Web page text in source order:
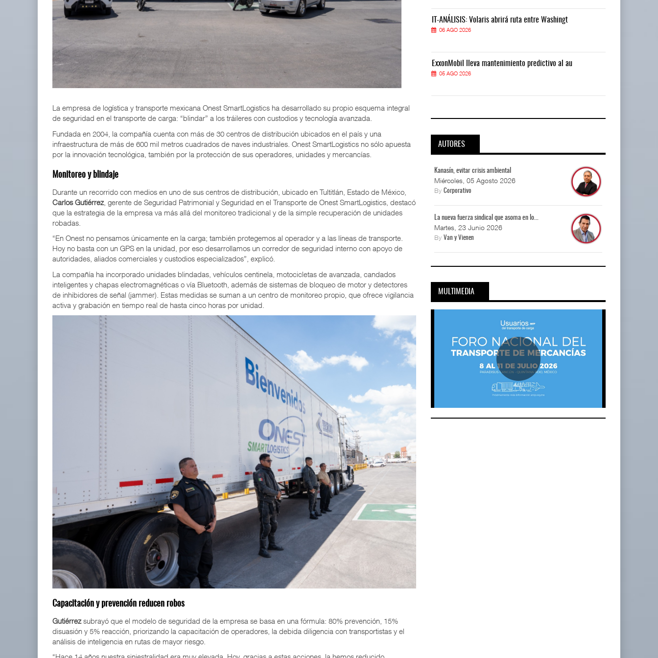
La empresa de logística y transporte mexicana Onest SmartLogistics ha desarrollado su propio esquema integral
de seguridad en el transporte de carga: “blindar” a los tráileres con custodios y tecnología avanzada.
Fundada en 2004, la compañía cuenta con más de 30 centros de distribución ubicados en el país y una
infraestructura de más de 600 mil metros cuadrados de naves industriales. Onest SmartLogistics no sólo apuesta
por la innovación tecnológica, también por la protección de sus operadores, unidades y mercancías.
Monitoreo y blindaje
Durante un recorrido con medios en uno de sus centros de distribución, ubicado en Tultitlán, Estado de México,
Carlos Gutiérrez, gerente de Seguridad Patrimonial y Seguridad en el Transporte de Onest SmartLogistics, destacó
que la estrategia de la empresa va más allá del monitoreo tradicional y de la simple recuperación de unidades
robadas.
“En Onest no pensamos únicamente en la carga; también protegemos al operador y a las líneas de transporte.
Hoy no basta con un GPS en la unidad, por eso desarrollamos un corredor de seguridad interno con apoyo de
autoridades, aliados comerciales y custodios especializados”, explicó.
La compañía ha incorporado unidades blindadas, vehículos centinela, motocicletas de avanzada, candados
inteligentes y chapas electromagnéticas o vía Bluetooth, además de sistemas de bloqueo de motor y detectores
de inhibidores de señal (jammer). Estas medidas se suman a un centro de monitoreo propio, que ofrece vigilancia
activa y grabación en tiempo real de hasta cinco horas por unidad.
Capacitación y prevención reducen robos
Gutiérrezsubrayó que el modelo de seguridad de la empresa se basa en una fórmula: 80% prevención, 15%
disuasión y 5% reacción, priorizando la capacitación de operadores, la debida diligencia con transportistas y el
análisis de inteligencia en rutas de mayor riesgo.
IT-ANÁLISIS: Volaris abrirá ruta entre Washingt
ExxonMobil lleva mantenimiento predictivo al au
05 AGO 2026
IT-ANÁLISIS: Volaris abrirá ruta entre Washingt
05 AGO 2026
IT-ANÁLISIS: Volaris abrirá ruta entre Washingt
06 AGO 2026
ExxonMobil lleva mantenimiento predictivo al au
05 AGO 2026
AUTORES
Kanasín, evitar crisis ambiental
Miércoles, 05 Agosto 2026
ByCorporativo
La nueva fuerza sindical que asoma en lo...
Martes, 23 Junio 2026
ByVan y Vienen
MULTIMEDIA